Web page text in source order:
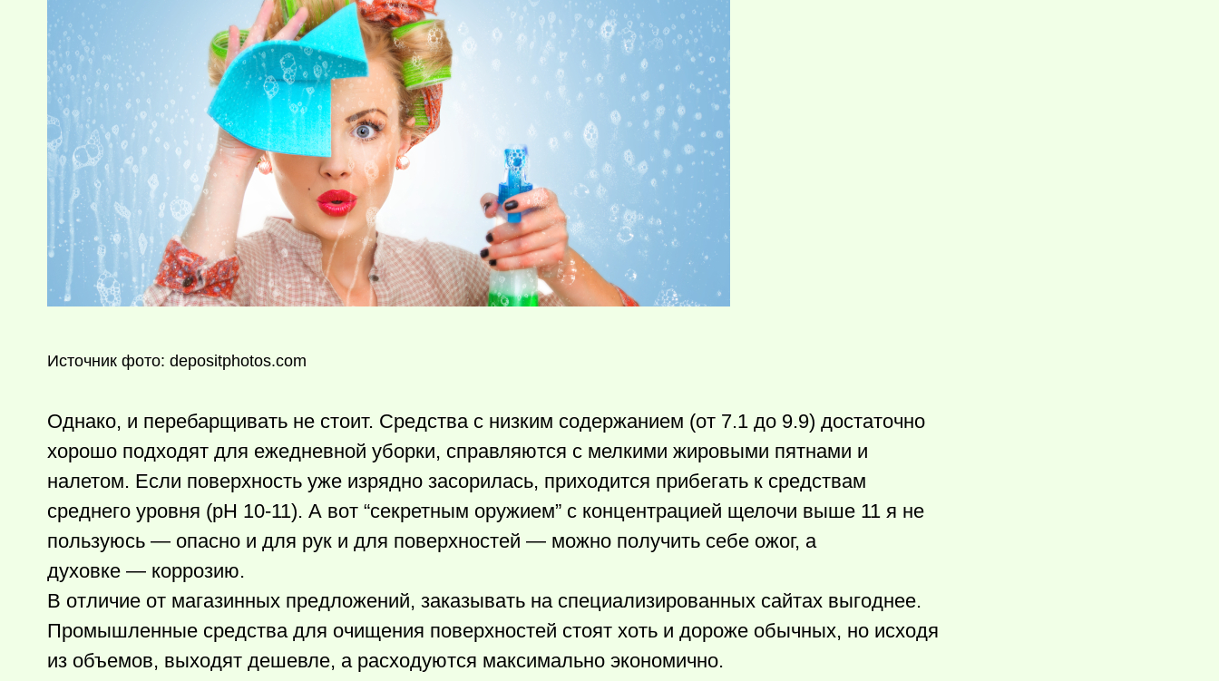
Источник фото: depositphotos.com
Однако, и перебарщивать не стоит. Средства с низким содержанием (от 7.1 до 9.9) достаточно
хорошо подходят для ежедневной уборки, справляются с мелкими жировыми пятнами и
налетом. Если поверхность уже изрядно засорилась, приходится прибегать к средствам
среднего уровня (pH 10-11). А вот “секретным оружием” с концентрацией щелочи выше 11 я не
пользуюсь — опасно и для рук и для поверхностей — можно получить себе ожог, а
духовке — коррозию.
В отличие от магазинных предложений, заказывать на специализированных сайтах выгоднее.
Промышленные средства для очищения поверхностей стоят хоть и дороже обычных, но исходя
из объемов, выходят дешевле, а расходуются максимально экономично.